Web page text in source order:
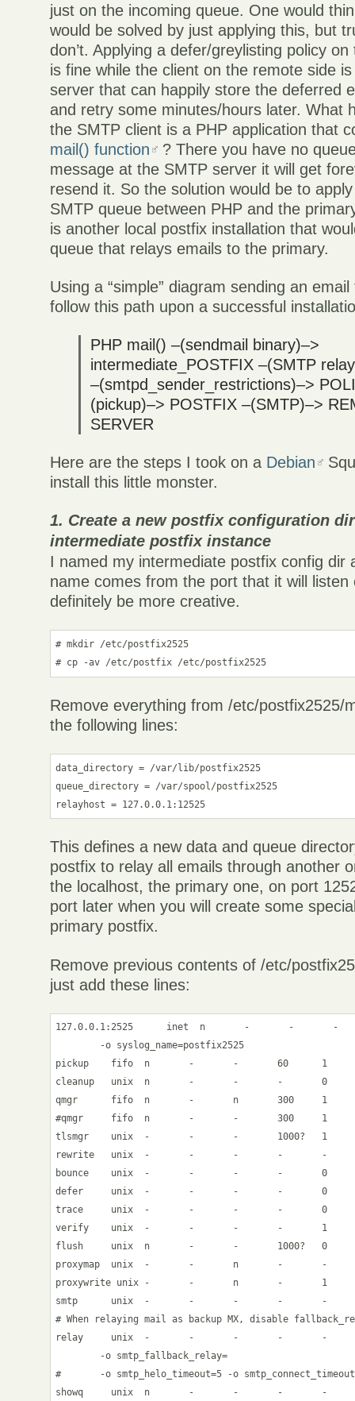
just on the incoming queue. One would
would be solved by just applying this, but
don’t. Applying a defer/greylisting policy
is fine while the client on the remote side
server that can happily store the deferred
and retry some minutes/hours later. What
the SMTP client is a PHP application that
mail() function
? There you have no
message at the SMTP server it will get
resend it. So the solution would be to
SMTP queue between PHP and the
is another local postfix installation that
queue that relays emails to the primary.
Using a “simple” diagram sending an
follow this path upon a successful
PHP mail() –(sendmail binary)–>
intermediate_POSTFIX –(SMTP
–(smtpd_sender_restrictions)–>
(pickup)–> POSTFIX –(SMTP)–>
SERVER
Here are the steps I took on a Debian
install this little monster.
1. Create a new postfix configuration
intermediate postfix instance
I named my intermediate postfix config dir
name comes from the port that it will listen
definitely be more creative.
# mkdir /etc/postfix2525
# cp -av /etc/postfix /etc/postfix2525
Remove everything from /etc/postfix2525/
the following lines:
data_directory = /var/lib/postfix2525
queue_directory = /var/spool/postfix2525
relayhost = 127.0.0.1:12525
This defines a new data and queue
postfix to relay all emails through another
the localhost, the primary one, on port
port later when you will create some
primary postfix.
Remove previous contents of /etc/
just add these lines:
127.0.0.1:2525      inet  n       -       -       -
-o syslog_name=postfix2525
pickup    fifo  n       -       -       60      1
cleanup   unix  n       -       -       -       0
qmgr      fifo  n       -       n       300     1
#qmgr     fifo  n       -       -       300     1
tlsmgr    unix  -       -       -       1000?   1
rewrite   unix  -       -       -       -       -
bounce    unix  -       -       -       -       0
defer     unix  -       -       -       -       0
trace     unix  -       -       -       -       0
verify    unix  -       -       -       -       1
flush     unix  n       -       -       1000?   0
proxymap  unix  -       -       n       -       -
proxywrite unix -       -       n       -       1
smtp      unix  -       -       -       -       -
# When relaying mail as backup MX, disable
relay     unix  -       -       -       -       -
-o smtp_fallback_relay=
#       -o smtp_helo_timeout=5 -o
showq     unix  n       -       -       -       -